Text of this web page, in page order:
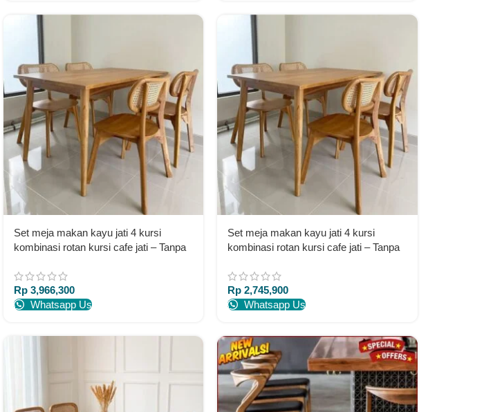
Set meja makan kayu jati 4 kursi
kombinasi rotan kursi cafe jati – Tanpa
Rp3,966,300
Whatsapp Us
Set meja makan kayu jati 4 kursi
kombinasi rotan kursi cafe jati – Tanpa
Rp 2,745,900
Whatsapp Us